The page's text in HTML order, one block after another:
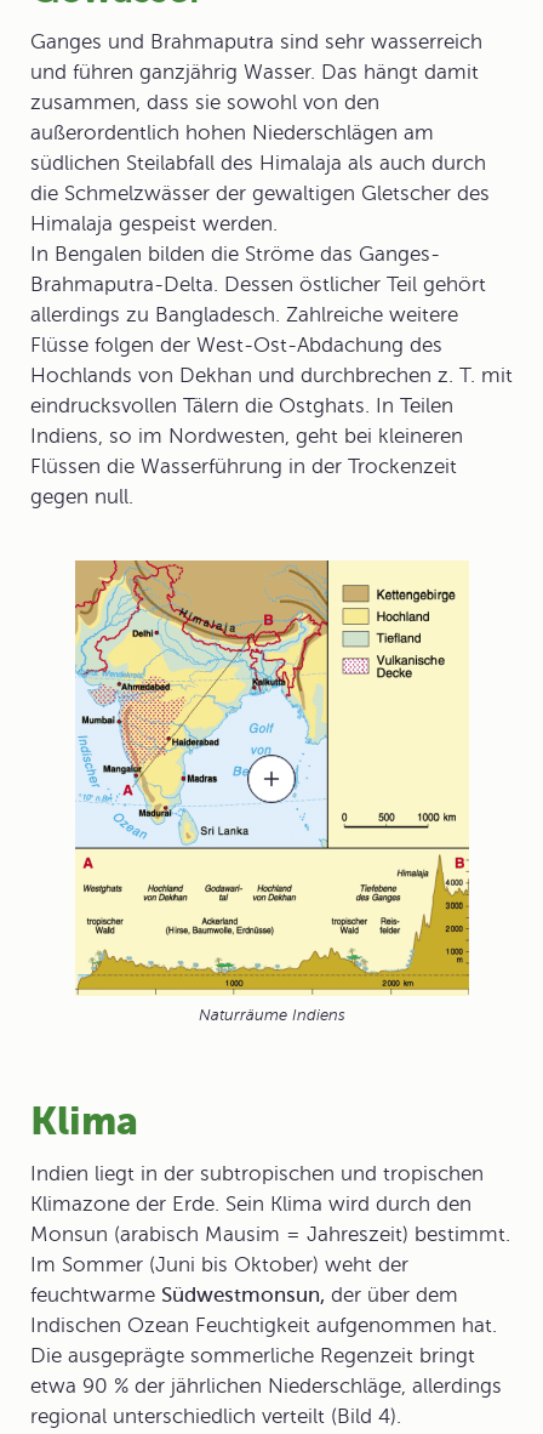
Ganges und Brahmaputra sind sehr wasserreich
und führen ganzjährig Wasser. Das hängt damit
zusammen, dass sie sowohl von den
außerordentlich hohen Niederschlägen am
südlichen Steilabfall des Himalaja als auch durch
die Schmelzwässer der gewaltigen Gletscher des
Himalaja gespeist werden.
In Bengalen bilden die Ströme das Ganges-
Brahmaputra-Delta. Dessen östlicher Teil gehört
allerdings zu Bangladesch. Zahlreiche weitere
Flüsse folgen der West-Ost-Abdachung des
Hochlands von Dekhan und durchbrechen z. T. mit
eindrucksvollen Tälern die Ostghats. In Teilen
Indiens, so im Nordwesten, geht bei kleineren
Flüssen die Wasserführung in der Trockenzeit
gegen null.
Naturräume Indiens
Klima
Indien liegt in der subtropischen und tropischen
Klimazone der Erde. Sein Klima wird durch den
Monsun (arabisch Mausim = Jahreszeit) bestimmt.
Im Sommer (Juni bis Oktober) weht der
feuchtwarme Südwestmonsun, der über dem
Indischen Ozean Feuchtigkeit aufgenommen hat.
Die ausgeprägte sommerliche Regenzeit bringt
etwa 90 % der jährlichen Niederschläge, allerdings
regional unterschiedlich verteilt (Bild 4).